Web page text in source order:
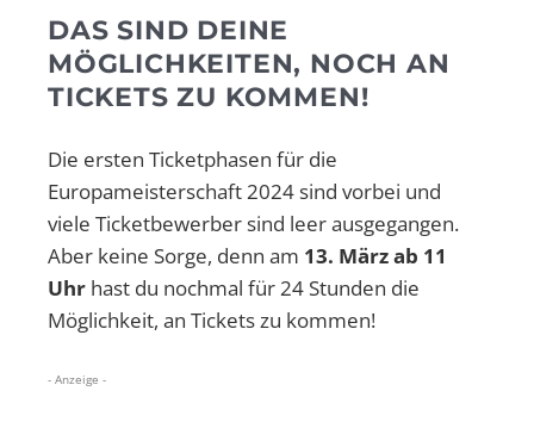
DAS SIND DEINE
MÖGLICHKEITEN, NOCH AN
TICKETS ZU KOMMEN!
Die ersten Ticketphasen für die
Europameisterschaft 2024 sind vorbei und
viele Ticketbewerber sind leer ausgegangen.
Aber keine Sorge, denn am 13. März ab 11
Uhr hast du nochmal für 24 Stunden die
Möglichkeit, an Tickets zu kommen!
- Anzeige -